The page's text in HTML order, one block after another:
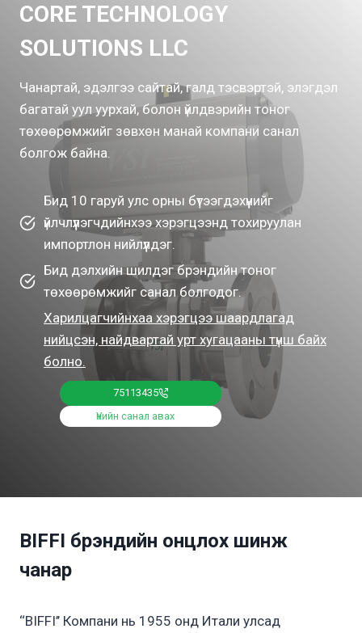
CORE TECHNOLOGY
SOLUTIONS LLC
Чанартай, эдэлгээ сайтай, галд тэсвэртэй, элэгдэл
багатай уул уурхай, болон үйлдвэрийн тоног
төхөөрөмжийг зөвхөн манай компани санал
болгож байна.
Бид 10 гаруй улс орны бүтээгдэхүүнийг
үйлчлүүлэгчдийнхээ хэрэгцээнд тохируулан
импортлон нийлүүлдэг.
Бид дэлхийн шилдэг брэндийн тоног
төхөөрөмжийг санал болгодог.
Харилцагчийнхаа хэрэгцээ шаардлагад
нийцсэн, найдвартай урт хугацааны түнш байх
болно.
75113435
Үнийн санал авах
BIFFI брэндийн онцлох шинж
чанар
‘‘BIFFI’’ Компани нь 1955 онд Итали улсад